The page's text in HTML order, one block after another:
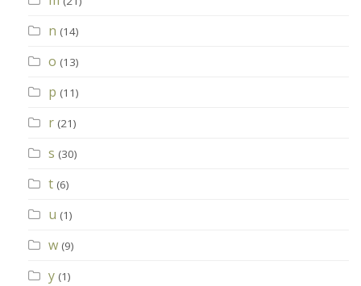
n (14)
o (13)
p (11)
r (21)
s (30)
t (6)
u (1)
w (9)
y (1)